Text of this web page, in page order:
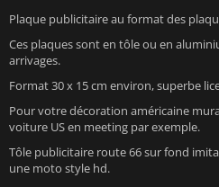
Plaque publicitaire au format des
Ces plaques sont en tôle ou en
arrivages.
Format 30 x 15 cm environ, superbe
Pour votre décoration américaine
voiture US en meeting par exemple.
Tôle publicitaire route 66 sur fond
une moto style hd.